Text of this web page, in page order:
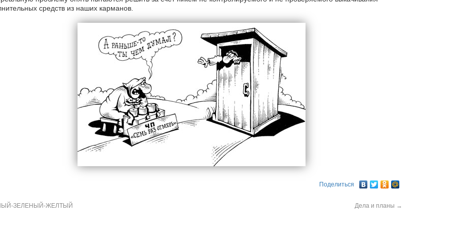
средств из наших карманов.
Поделиться
ЗЕЛЕНЫЙ-ЖЕЛТЫЙ Дела и планы →